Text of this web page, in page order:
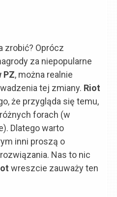
zrobić? Oprócz
za niepopularne
PZ, można realnie
tej zmiany. Riot
że przygląda się temu,
forach (w
Dlatego warto
inni proszą o
Nas to nic
wreszcie zauważy ten